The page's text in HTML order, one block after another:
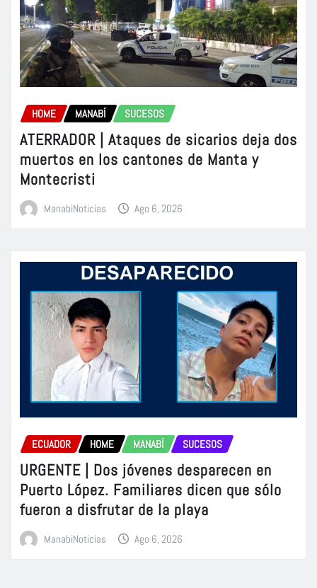
HOME MANABÍ SUCESOS
ATERRADOR | Ataques de sicarios deja dos
muertos en los cantones de Manta y
Montecristi
ManabiNoticias Ago 6, 2026
ECUADOR HOME MANABÍ SUCESOS
URGENTE | Dos jóvenes desparecen en
Puerto López. Familiares dicen que sólo
fueron a disfrutar de la playa
ManabiNoticias Ago 6, 2026